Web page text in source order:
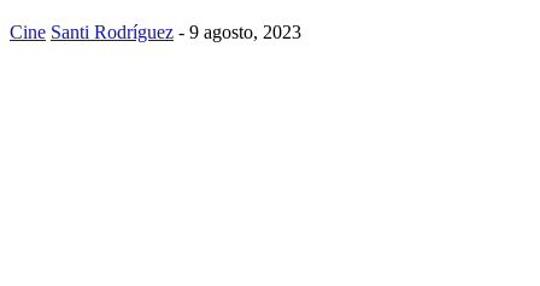
Cine Santi Rodríguez - 9 agosto, 2023